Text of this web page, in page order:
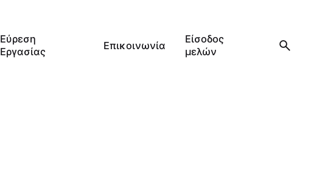
Εύρεση
Εργασίας
Επικοινωνία
Είσοδος
μελών